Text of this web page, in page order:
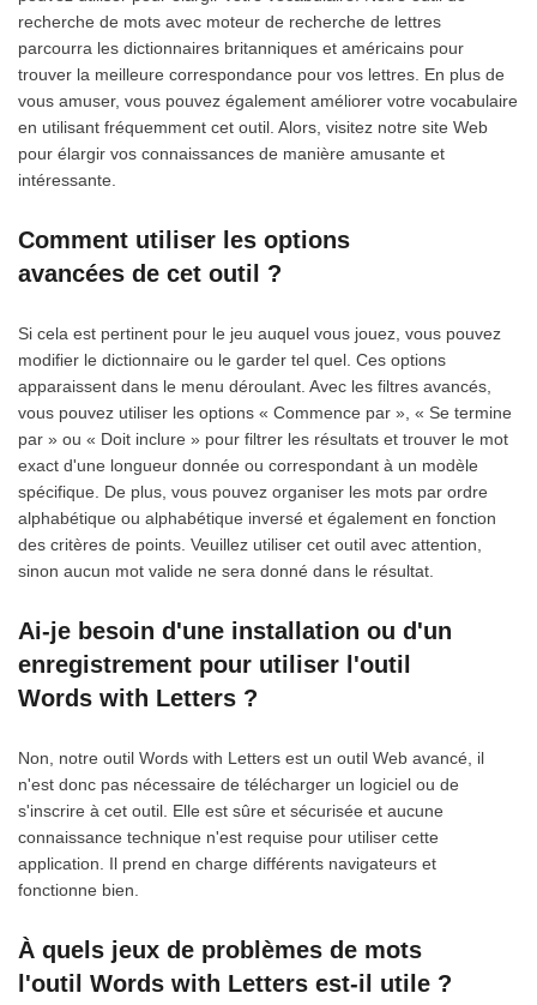
recherche de mots avec moteur de recherche de lettres
parcourra les dictionnaires britanniques et américains pour
trouver la meilleure correspondance pour vos lettres. En plus de
vous amuser, vous pouvez également améliorer votre vocabulaire
en utilisant fréquemment cet outil. Alors, visitez notre site Web
pour élargir vos connaissances de manière amusante et
intéressante.
Comment utiliser les options
avancées de cet outil ?
Si cela est pertinent pour le jeu auquel vous jouez, vous pouvez
modifier le dictionnaire ou le garder tel quel. Ces options
apparaissent dans le menu déroulant. Avec les filtres avancés,
vous pouvez utiliser les options « Commence par », « Se termine
par » ou « Doit inclure » pour filtrer les résultats et trouver le mot
exact d'une longueur donnée ou correspondant à un modèle
spécifique. De plus, vous pouvez organiser les mots par ordre
alphabétique ou alphabétique inversé et également en fonction
des critères de points. Veuillez utiliser cet outil avec attention,
sinon aucun mot valide ne sera donné dans le résultat.
Ai-je besoin d'une installation ou d'un
enregistrement pour utiliser l'outil
Words with Letters ?
Non, notre outil Words with Letters est un outil Web avancé, il
n'est donc pas nécessaire de télécharger un logiciel ou de
s'inscrire à cet outil. Elle est sûre et sécurisée et aucune
connaissance technique n'est requise pour utiliser cette
application. Il prend en charge différents navigateurs et
fonctionne bien.
À quels jeux de problèmes de mots
l'outil Words with Letters est-il utile ?